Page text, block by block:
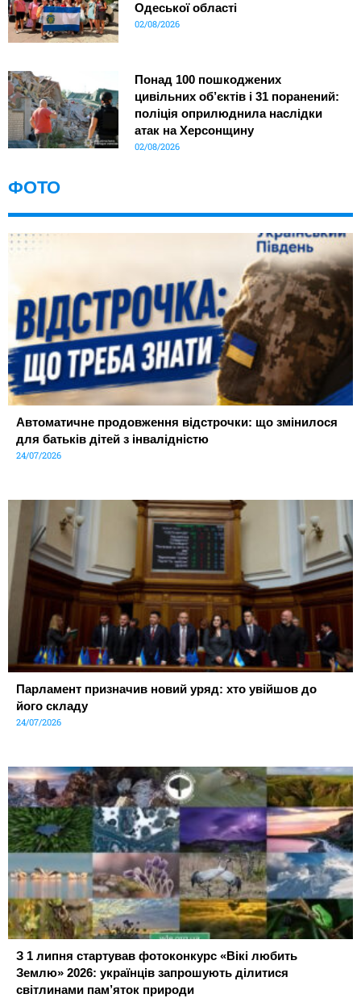
Одеської області
02/08/2026
Понад 100 пошкоджених
цивільних об’єктів і 31 поранений:
поліція оприлюднила наслідки
атак на Херсонщину
02/08/2026
ФОТО
Автоматичне продовження відстрочки: що змінилося
для батьків дітей з інвалідністю
24/07/2026
Парламент призначив новий уряд: хто увійшов до
його складу
24/07/2026
З 1 липня стартував фотоконкурс «Вікі любить
Землю» 2026: українців запрошують ділитися
світлинами пам’яток природи